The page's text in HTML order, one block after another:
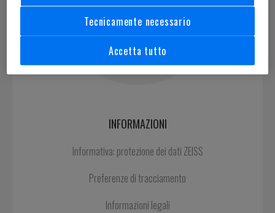
INFORMAZIONI
Informativa: protezione dei dati ZEISS
Preferenze di tracciamento
Informazioni legali
Tecnicamente necessario
Accetta tutto